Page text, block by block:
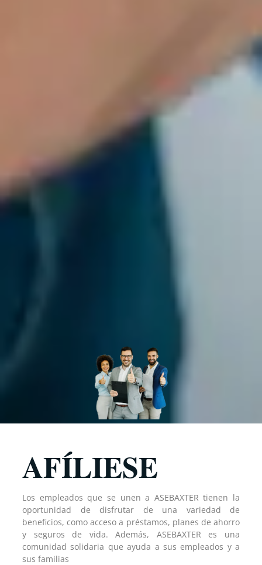
AFÍLIESE
Los empleados que se unen a ASEBAXTER tienen la
oportunidad de disfrutar de una variedad de
beneficios, como acceso a préstamos, planes de ahorro
y seguros de vida. Además, ASEBAXTER es una
comunidad solidaria que ayuda a sus empleados y a
sus familias